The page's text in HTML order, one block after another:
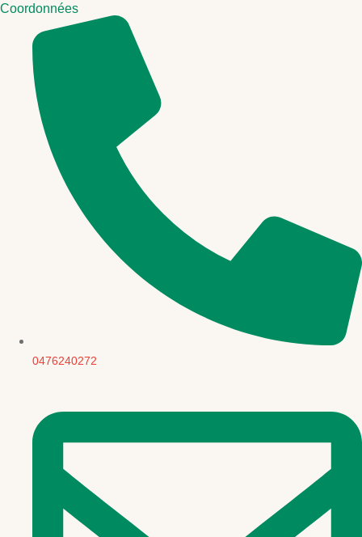
Coordonnées
0476240272